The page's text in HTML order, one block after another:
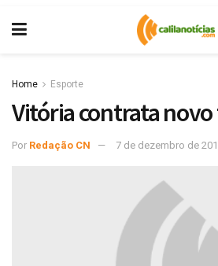
Home Esporte
Vitória contrata
Por Redação CN 7 de dezembro de